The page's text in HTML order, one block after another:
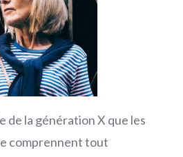
de la génération X que les
comprennent tout